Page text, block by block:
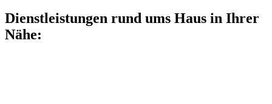
Dienstleistungen rund ums Haus in Ihrer
Nähe: